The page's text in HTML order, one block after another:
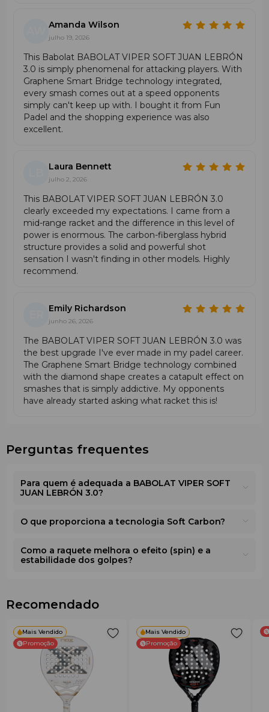
de energia para gerar golpes potentes com elevado
controlo e precisão.
Esta tecnologia permite golpear com força sem sacrificar
o conforto, garantindo desempenho superior em cada
ponto.
Efeito (Spin)
O padel moderno utiliza cada vez mais oefeito, e a
VIPER SOFT JUAN LEBRÓN 3.0foi concebida para o
maximizar. A suasuperfície texturizadamelhora a
precisão e permite:
remates altos com rotação desde o fundo do court
Soft Carbon
comtwill de carbono integrado, oferecendo uma
Dynamic Stability System
reforça o controlo.
Os relevos na superfície da raquete permitem golpes
com efeito mais eficaz em cada jogada.
Amanda Wilson
julho 19, 2026
This Babolat BABOLAT VIPER SOFT JUAN LEBRÓN
3.0 is simply phenomenal for attacking players. With
Graphene Smart Bridge technology integrated,
every smash comes out at a speed opponents
simply can't keep up with. I bought it from Fun
Padel and the shopping experience was also
excellent.
Laura Bennett
julho 2, 2026
This BABOLAT VIPER SOFT JUAN LEBRÓN 3.0
clearly exceeded my expectations. I came from a
mid-range racket and the difference in this level of
power is enormous. The carbon-fiberglass hybrid
structure provides a solid and powerful shot
sensation I wasn't finding in other models. Highly
recommend.
Emily Richardson
junho 26, 2026
The BABOLAT VIPER SOFT JUAN LEBRÓN 3.0 was
the best upgrade I've ever made in my padel career.
The Graphene Smart Bridge technology combined
with the diamond shape creates a catapult effect on
smashes that is simply addictive. My opponents
have already started asking what racket this is!
Perguntas frequentes
Para quem é adequada a BABOLAT VIPER SOFT
JUAN LEBRÓN 3.0?
O que proporciona a tecnologia Soft Carbon?
Como a raquete melhora o efeito (spin) e a
estabilidade dos golpes?
Recomendado
Mais Vendido
Promoção
Mais Vendido
Promoção